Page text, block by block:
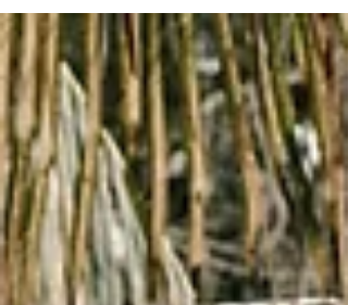
retissants... Après les festivités du mariage,
pourquoi pas prolonger la magie de cet
événement avec un Day after? Au-delà des
photos prises lors du mariage, cette
vous offre l'opportunité de capturer des
moments intimes, authentiques dans un
qui vous tiens à coeur. Je vous donne les 5
bonnes